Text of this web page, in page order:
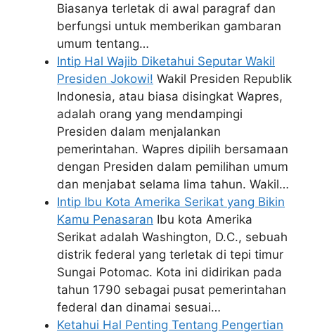
Biasanya terletak di awal paragraf dan
berfungsi untuk memberikan gambaran
umum tentang…
Intip Hal Wajib Diketahui Seputar Wakil
Presiden Jokowi! Wakil Presiden Republik
Indonesia, atau biasa disingkat Wapres,
adalah orang yang mendampingi
Presiden dalam menjalankan
pemerintahan. Wapres dipilih bersamaan
dengan Presiden dalam pemilihan umum
dan menjabat selama lima tahun. Wakil…
Intip Ibu Kota Amerika Serikat yang Bikin
Kamu Penasaran Ibu kota Amerika
Serikat adalah Washington, D.C., sebuah
distrik federal yang terletak di tepi timur
Sungai Potomac. Kota ini didirikan pada
tahun 1790 sebagai pusat pemerintahan
federal dan dinamai sesuai…
Ketahui Hal Penting Tentang Pengertian